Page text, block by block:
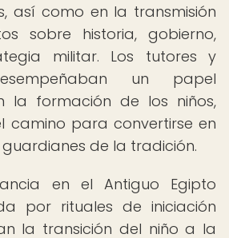
así como en la transmisión
sobre historia, gobierno,
militar. Los tutores y
un papel
la formación de los niños,
camino para convertirse en
de la tradición.
en el Antiguo Egipto
por rituales de iniciación
la transición del niño a la